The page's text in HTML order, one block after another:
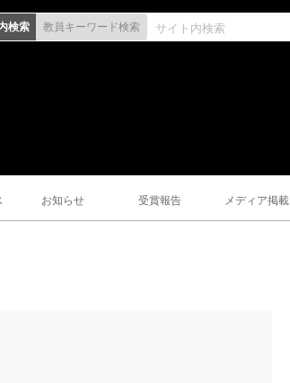
検索 教員キーワード検索
お知らせ 受賞報告 メディア掲載